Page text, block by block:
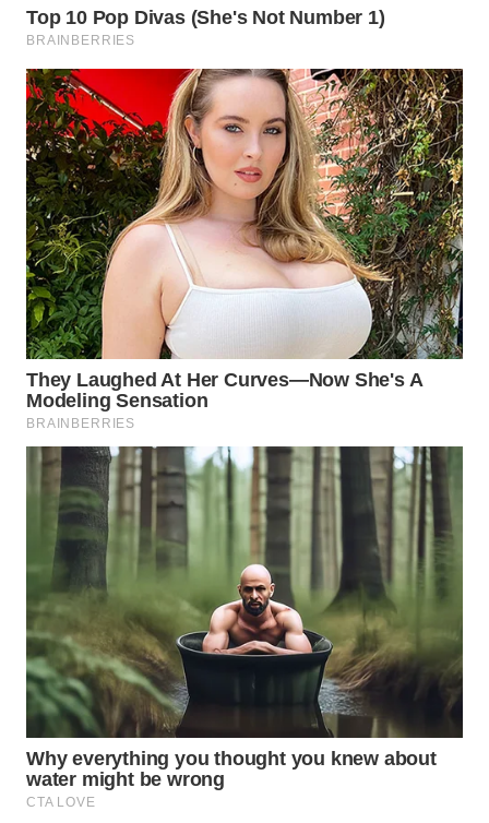
DEPOK
WN
TAPANULI
UTARA
WN
SAMOSIR
WN
PADANG
LAWAS
WN
SUMEDANG
CIANJUR
WN
KEPULAUAN
SERIBU
WN
TANGERANG
WN
BINJAI
WN
CIREBON